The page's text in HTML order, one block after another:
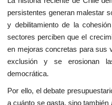
persistentes generan malestar
y debilitamiento de la
sectores perciben que el
en mejoras concretas para sus
exclusión y se erosionan
democrática.
Por ello, el debate
a cuánto se gasta, sino